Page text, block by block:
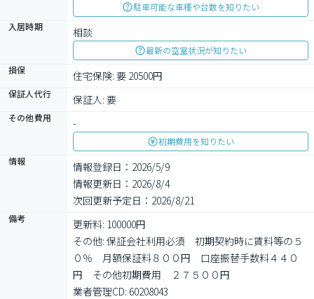
駐車可能な車種や台数を知りたい
入居時期
相談
最新の空室状況が知りたい
損保
住宅保険: 要 20500円
保証人代行 保証人: 要
その他費用 -
初期費用を知りたい
情報
情報登録日：2026/5/9
情報更新日：2026/8/4
次回更新予定日：2026/8/21
備考
更新料: 100000円
その他: 保証会社利用必須　初期契約時に賃料等の５
０％　月額保証料８００円　口座振替手数料４４０
円　その他初期費用　２７５００円
業者管理CD: 60208043